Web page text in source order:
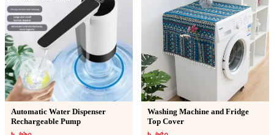
Automatic Water Dispenser
Rechargeable Pump
Washing Machine and Fridge
Top Cover